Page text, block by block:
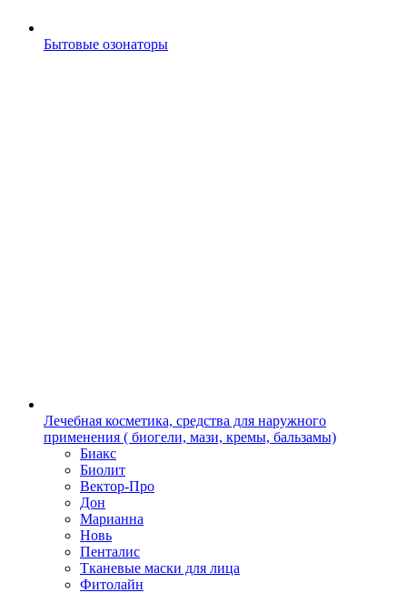
Бытовые озонаторы
Лечебная косметика, средства для наружного
применения ( биогели, мази, кремы, бальзамы)
Биакс
Биолит
Вектор-Про
Дон
Марианна
Новь
Пенталис
Тканевые маски для лица
Фитолайн